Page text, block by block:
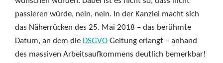
passieren würde, nein, nein. In der Kanzlei macht sich
das Näherrücken des 25. Mai 2018 – das berühmte
Datum, an dem die DSGVO Geltung erlangt – anhand
des massiven Arbeitsaufkommens deutlich bemerkbar!